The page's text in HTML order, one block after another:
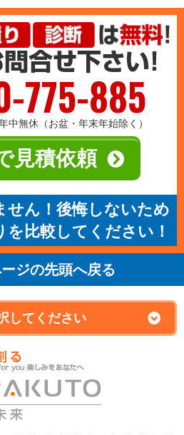
775-885
中無休（お盆・年末年始除く）
見積依頼
せん！後悔しないため
を比較してください！
ジの先頭へ戻る